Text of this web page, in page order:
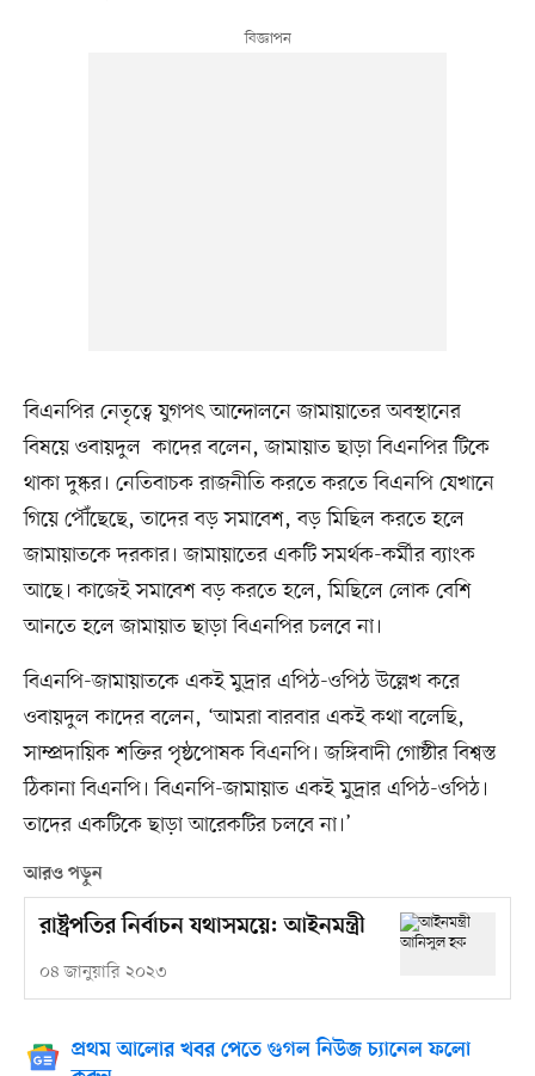
বিএনপির নেতৃত্বে যুগপৎ আন্দোলনে জামায়াতের অবস্থানের
বিষয়ে ওবায়দুল কাদের বলেন, জামায়াত ছাড়া বিএনপির টিকে
থাকা দুষ্কর। নেতিবাচক রাজনীতি করতে করতে বিএনপি যেখানে
গিয়ে পৌঁছেছে, তাদের বড় সমাবেশ, বড় মিছিল করতে হলে
জামায়াতকে দরকার। জামায়াতের একটি সমর্থক-কর্মীর ব্যাংক
আছে। কাজেই সমাবেশ বড় করতে হলে, মিছিলে লোক বেশি
আনতে হলে জামায়াত ছাড়া বিএনপির চলবে না।
বিএনপি-জামায়াতকে একই মুদ্রার এপিঠ-ওপিঠ উল্লেখ করে
ওবায়দুল কাদের বলেন, ‘আমরা বারবার একই কথা বলেছি,
সাম্প্রদায়িক শক্তির পৃষ্ঠপোষক বিএনপি। জঙ্গিবাদী গোষ্ঠীর বিশ্বস্ত
ঠিকানা বিএনপি। বিএনপি-জামায়াত একই মুদ্রার এপিঠ-ওপিঠ।
তাদের একটিকে ছাড়া আরেকটির চলবে না।’
আরও পড়ুন
রাষ্ট্রপতির নির্বাচন যথাসময়ে: আইনমন্ত্রী
০৪ জানুয়ারি ২০২৩
প্রথম আলোর খবর পেতে গুগল নিউজ চ্যানেল ফলো